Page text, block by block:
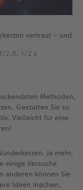
vertraut – und
2,8, 1/2 s
Methoden,
Gestalten Sie so
Vielleicht für eine
Je mehr,
einige Versuche
anderen können Sie
Ideen machen.